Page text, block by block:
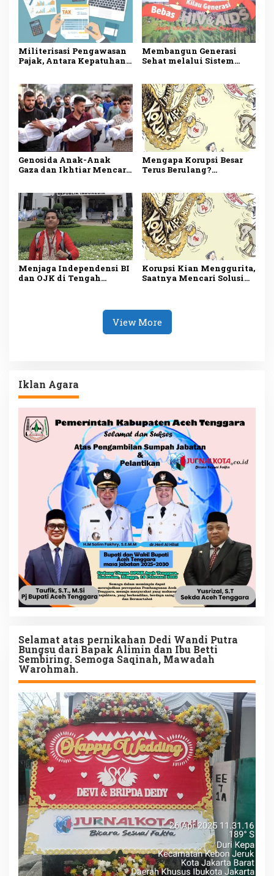
Militerisasi Pengawasan
Pajak, Antara Kepatuhan
Membangun Generasi
Sehat melalui Sistem
Genosida Anak-Anak
Gaza dan Ikhtiar Mencari
Mengapa Korupsi Besar
Terus Berulang?
Negara
Menjaga Independensi BI
dan OJK di Tengah
Korupsi Kian Menggurita,
Saatnya Mencari Solusi
View More
Iklan Agara
Selamat atas pernikahan Dedi Wandi Putra
Bungsu dari Bapak Alimin dan Ibu Betti
Sembiring. Semoga Saqinah, Mawadah
Warohmah.